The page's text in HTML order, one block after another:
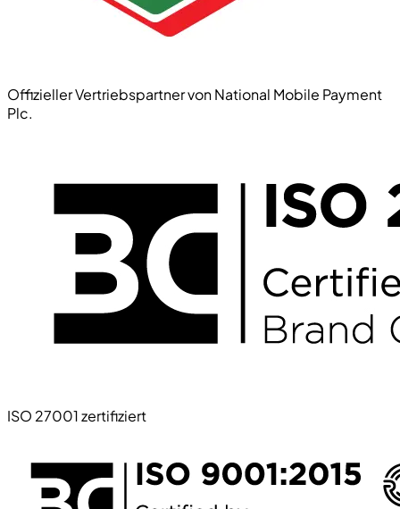
Offizieller Vertriebspartner von National Mobile Payment
Plc.
ISO 27001 zertifiziert